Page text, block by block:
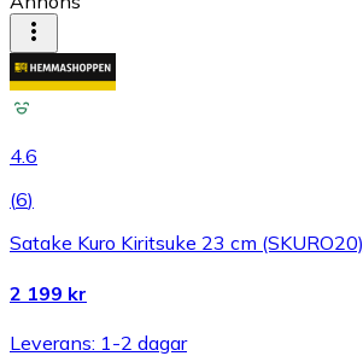
4.6
(6)
Satake Kuro Kiritsuke 23 cm (SKURO20)
2 199 kr
Leverans: 1-2 dagar